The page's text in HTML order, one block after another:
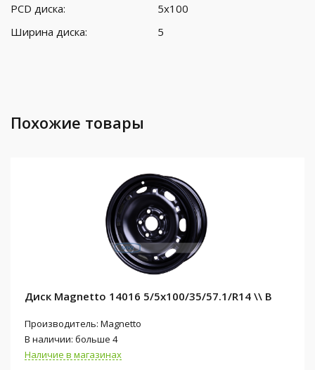
PCD диска:
5x100
Ширина диска:
5
Похожие товары
Диск Magnetto 14016 5/5x100/35/57.1/R14 \\ B
Производитель: Magnetto
В наличии: больше 4
Наличие в магазинах